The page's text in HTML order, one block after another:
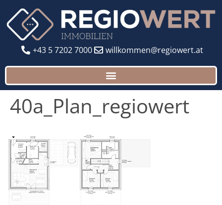
+43 5 7202 7000 willkommen@regiowert.at
40a_Plan_regiowert